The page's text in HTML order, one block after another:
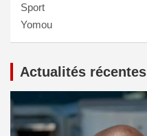
Sport
Yomou
Actualités récentes